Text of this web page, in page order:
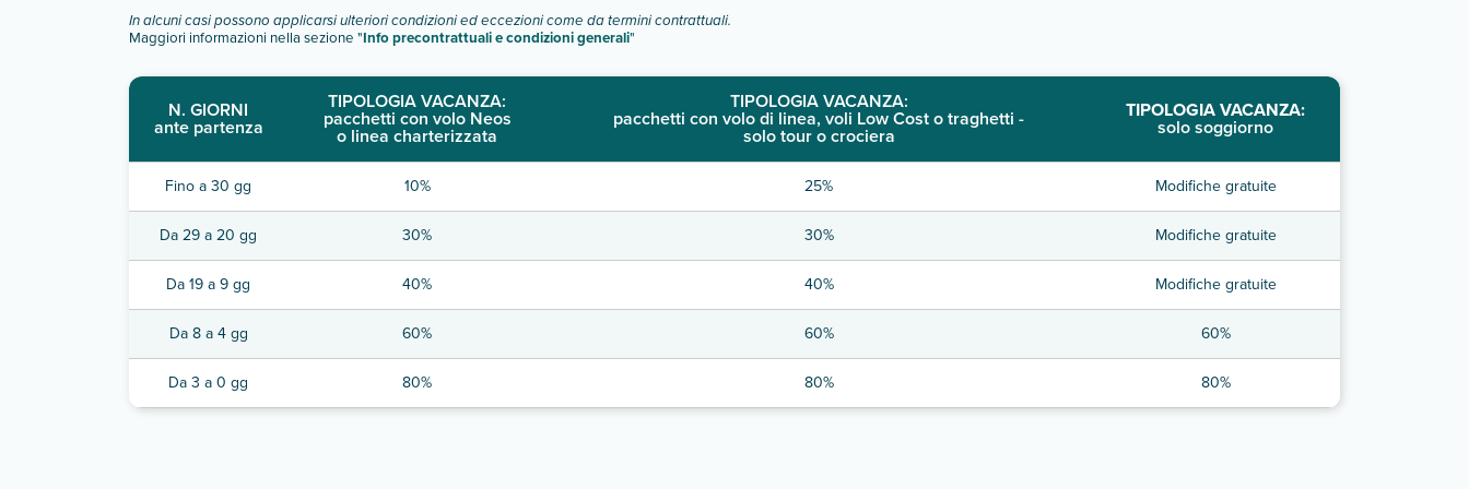
In alcuni casi possono applicarsi ulteriori condizioni ed eccezioni come da termini contrattuali.
Maggiori informazioni nella sezione "Info precontrattuali e condizioni generali"
N. GIORNI
ante partenza
TIPOLOGIA VACANZA:
pacchetti con volo Neos
o linea charterizzata
TIPOLOGIA VACANZA:
pacchetti con volo di linea, voli Low Cost o traghetti -
solo tour o crociera
TIPOLOGIA VACANZA:
solo soggiorno
Fino a 30 gg 10% 25% Modifiche gratuite
Da 29 a 20 gg 30% 30% Modifiche gratuite
Da 19 a 9 gg 40% 40% Modifiche gratuite
Da 8 a 4 gg 60% 60% 60%
Da 3 a 0 gg 80% 80% 80%